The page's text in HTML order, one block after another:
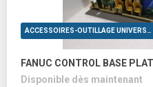
ACCESSOIRES-OUTILLAGE UNIVERSELS
FANUC CONTROL BASE
Disponible dès maintenant